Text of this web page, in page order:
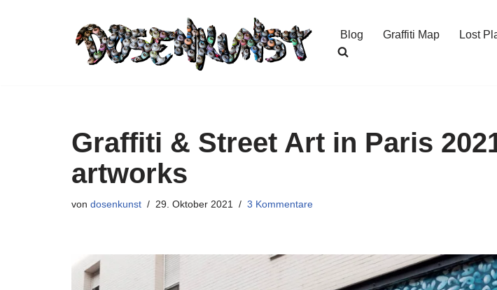
Blog Graffiti Map Lost
Graffiti & Street Art in Paris
artworks
von dosenkunst 29. Oktober 2021 3 Kommentare